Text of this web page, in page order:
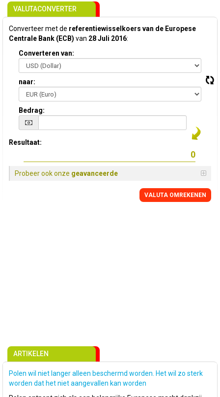
VALUTACONVERTER
Converteer met de referentiewisselkoers van de Europese
Centrale Bank (ECB) van 28 Juli 2016:
Converteren van:
naar:
Bedrag:
Resultaat:
Probeer ook onze geavanceerde
VALUTA OMREKENEN
ARTIKELEN
Polen wil niet langer alleen beschermd worden. Het wil zo sterk
worden dat het niet aangevallen kan worden